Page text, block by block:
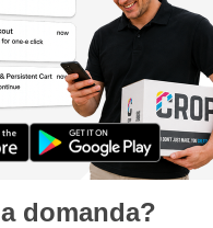
domanda?